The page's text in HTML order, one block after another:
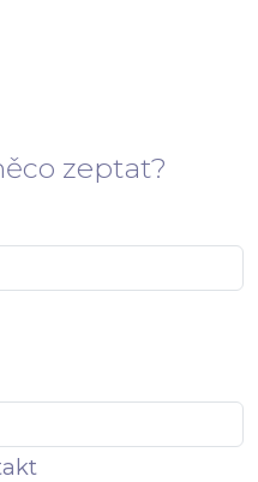
zeptat?